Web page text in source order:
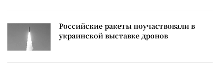
Российские ракеты поучаствовали в
украинской выставке дронов